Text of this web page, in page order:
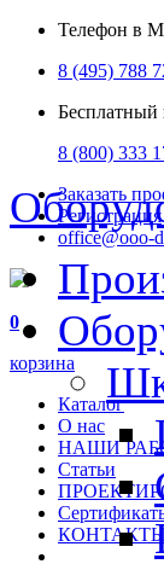
Телефон в
8 (495) 788
Бесплатный
8 (800) 333
Заказать
Регистрация
office@ooo-
0
корзина
Каталог
О нас
НАШИ
Статьи